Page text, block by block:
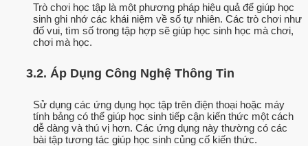
Trò chơi học tập là một phương pháp hiệu quả để giúp học
sinh ghi nhớ các khái niệm về số tự nhiên. Các trò chơi như
đố vui, tìm số trong tập hợp sẽ giúp học sinh học mà chơi,
chơi mà học.
3.2. Áp Dụng Công Nghệ Thông Tin
Sử dụng các ứng dụng học tập trên điện thoại hoặc máy
tính bảng có thể giúp học sinh tiếp cận kiến thức một cách
dễ dàng và thú vị hơn. Các ứng dụng này thường có các
bài tập tương tác giúp học sinh củng cố kiến thức.